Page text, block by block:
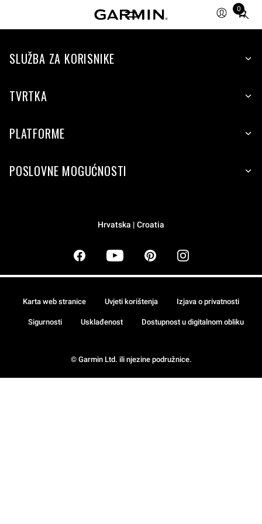
0
Total
items
cart:
SLUŽBA ZA KORISNIKE
TVRTKA
PLATFORME
POSLOVNE MOGUĆNOSTI
Hrvatska | Croatia
© Garmin Ltd. ili njezine podružnice.
Karta web stranice Uvjeti korištenja Izjava o privatnosti
Sigurnosti Usklađenost Dostupnost u digitalnom obliku